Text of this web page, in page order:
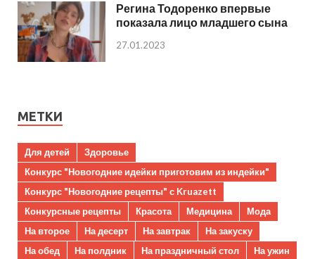
Регина Тодоренко впервые
показала лицо младшего сына
27.01.2023
МЕТКИ
Для детей
Здоровье
Конкурс "Новогодние идейки приготовим из индейки"
Конкурс "Новогодние рецепты" с Kruazett
Конкурсные рецепты
Красота Медицина
Мода
На второе
На десерт На завтрак
На закуску
На обед
На полдник На праздничный стол
На ужин